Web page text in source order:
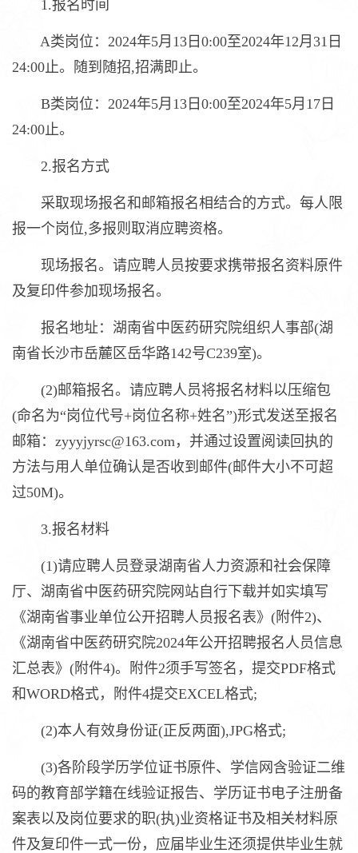
1.报名时间
A类岗位：2024年5月13日0:00至2024年12月31日
24:00止。随到随招,招满即止。
B类岗位：2024年5月13日0:00至2024年5月17日
24:00止。
2.报名方式
采取现场报名和邮箱报名相结合的方式。每人限
报一个岗位,多报则取消应聘资格。
现场报名。请应聘人员按要求携带报名资料原件
及复印件参加现场报名。
报名地址：湖南省中医药研究院组织人事部(湖
南省长沙市岳麓区岳华路142号C239室)。
(2)邮箱报名。请应聘人员将报名材料以压缩包
(命名为“岗位代号+岗位名称+姓名”)形式发送至报名
邮箱：zyyyjyrsc@163.com，并通过设置阅读回执的
方法与用人单位确认是否收到邮件(邮件大小不可超
过50M)。
3.报名材料
(1)请应聘人员登录湖南省人力资源和社会保障
厅、湖南省中医药研究院网站自行下载并如实填写
《湖南省事业单位公开招聘人员报名表》(附件2)、
《湖南省中医药研究院2024年公开招聘报名人员信息
汇总表》(附件4)。附件2须手写签名，提交PDF格式
和WORD格式，附件4提交EXCEL格式;
(2)本人有效身份证(正反两面),JPG格式;
(3)各阶段学历学位证书原件、学信网含验证二维
码的教育部学籍在线验证报告、学历证书电子注册备
案表以及岗位要求的职(执)业资格证书及相关材料原
件及复印件一式一份，应届毕业生还须提供毕业生就